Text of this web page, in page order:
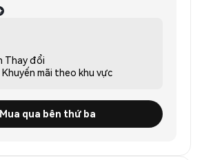
Thay đổi
Khuyến mãi theo khu vực
Mua qua bên thứ ba